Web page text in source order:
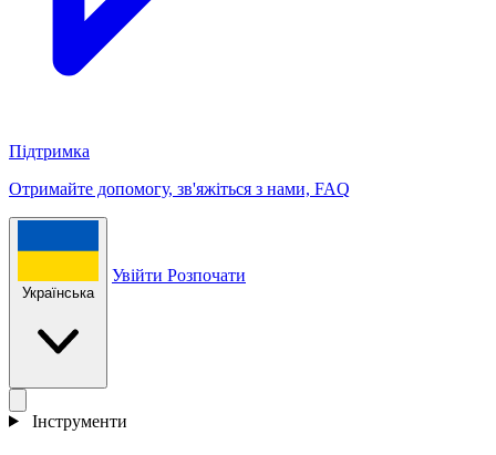
Підтримка
Отримайте допомогу, зв'яжіться з нами, FAQ
Українська
Увійти Розпочати
Інструменти